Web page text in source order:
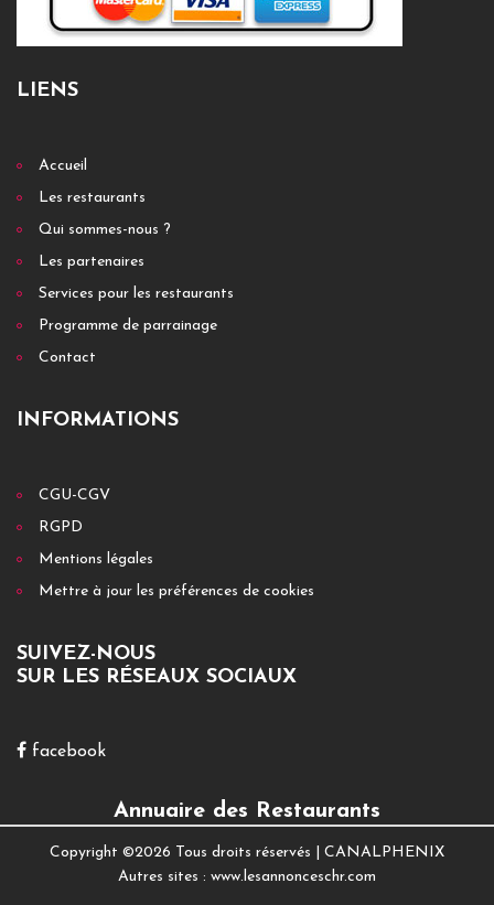
LIENS
Accueil
Les restaurants
Qui sommes-nous ?
Les partenaires
Services pour les restaurants
Programme de parrainage
Contact
INFORMATIONS
CGU-CGV
RGPD
Mentions légales
Mettre à jour les préférences de cookies
SUIVEZ-NOUS
SUR LES RÉSEAUX SOCIAUX
facebook
Annuaire des Restaurants
Copyright ©2026 Tous droits réservés | CANALPHENIX
Autres sites : www.lesannonceschr.com